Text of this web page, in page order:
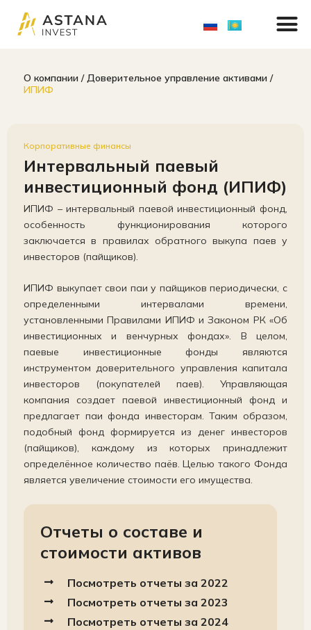
содержимому
О компании / Доверительное управление активами /
ИПИФ
Корпоративные финансы
Интервальный паевый
инвестиционный фонд (ИПИФ)
ИПИФ – интервальный паевой инвестиционный фонд,
особенность функционирования которого
заключается в правилах обратного выкупа паев у
инвесторов (пайщиков).
ИПИФ выкупает свои паи у пайщиков периодически, с
определенными интервалами времени,
установленными Правилами ИПИФ и Законом РК «Об
инвестиционных и венчурных фондах». В целом,
паевые инвестиционные фонды являются
инструментом доверительного управления капитала
инвесторов (покупателей паев). Управляющая
компания создает паевой инвестиционный фонд и
предлагает паи фонда инвесторам. Таким образом,
подобный фонд формируется из денег инвесторов
(пайщиков), каждому из которых принадлежит
определённое количество паёв. Целью такого Фонда
является увеличение стоимости его имущества.
Отчеты о составе и
стоимости активов
Посмотреть отчеты за 2022
Посмотреть отчеты за 2023
Посмотреть отчеты за 2024